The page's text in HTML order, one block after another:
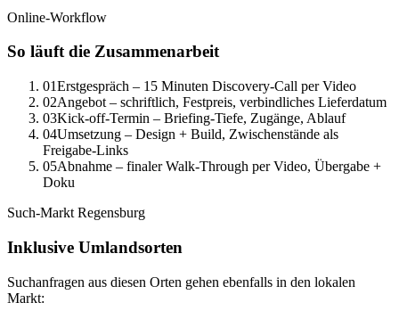
Online-Workflow
So läuft die Zusammenarbeit
01Erstgespräch – 15 Minuten Discovery-Call per Video
02Angebot – schriftlich, Festpreis, verbindliches Lieferdatum
03Kick-off-Termin – Briefing-Tiefe, Zugänge, Ablauf
04Umsetzung – Design + Build, Zwischenstände als
Freigabe-Links
05Abnahme – finaler Walk-Through per Video, Übergabe +
Doku
Such-Markt Regensburg
Inklusive Umlandsorten
Suchanfragen aus diesen Orten gehen ebenfalls in den lokalen
Markt: